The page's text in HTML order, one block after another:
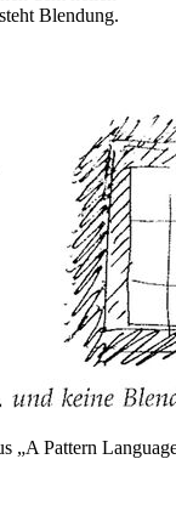
Blendung.
„A Pattern